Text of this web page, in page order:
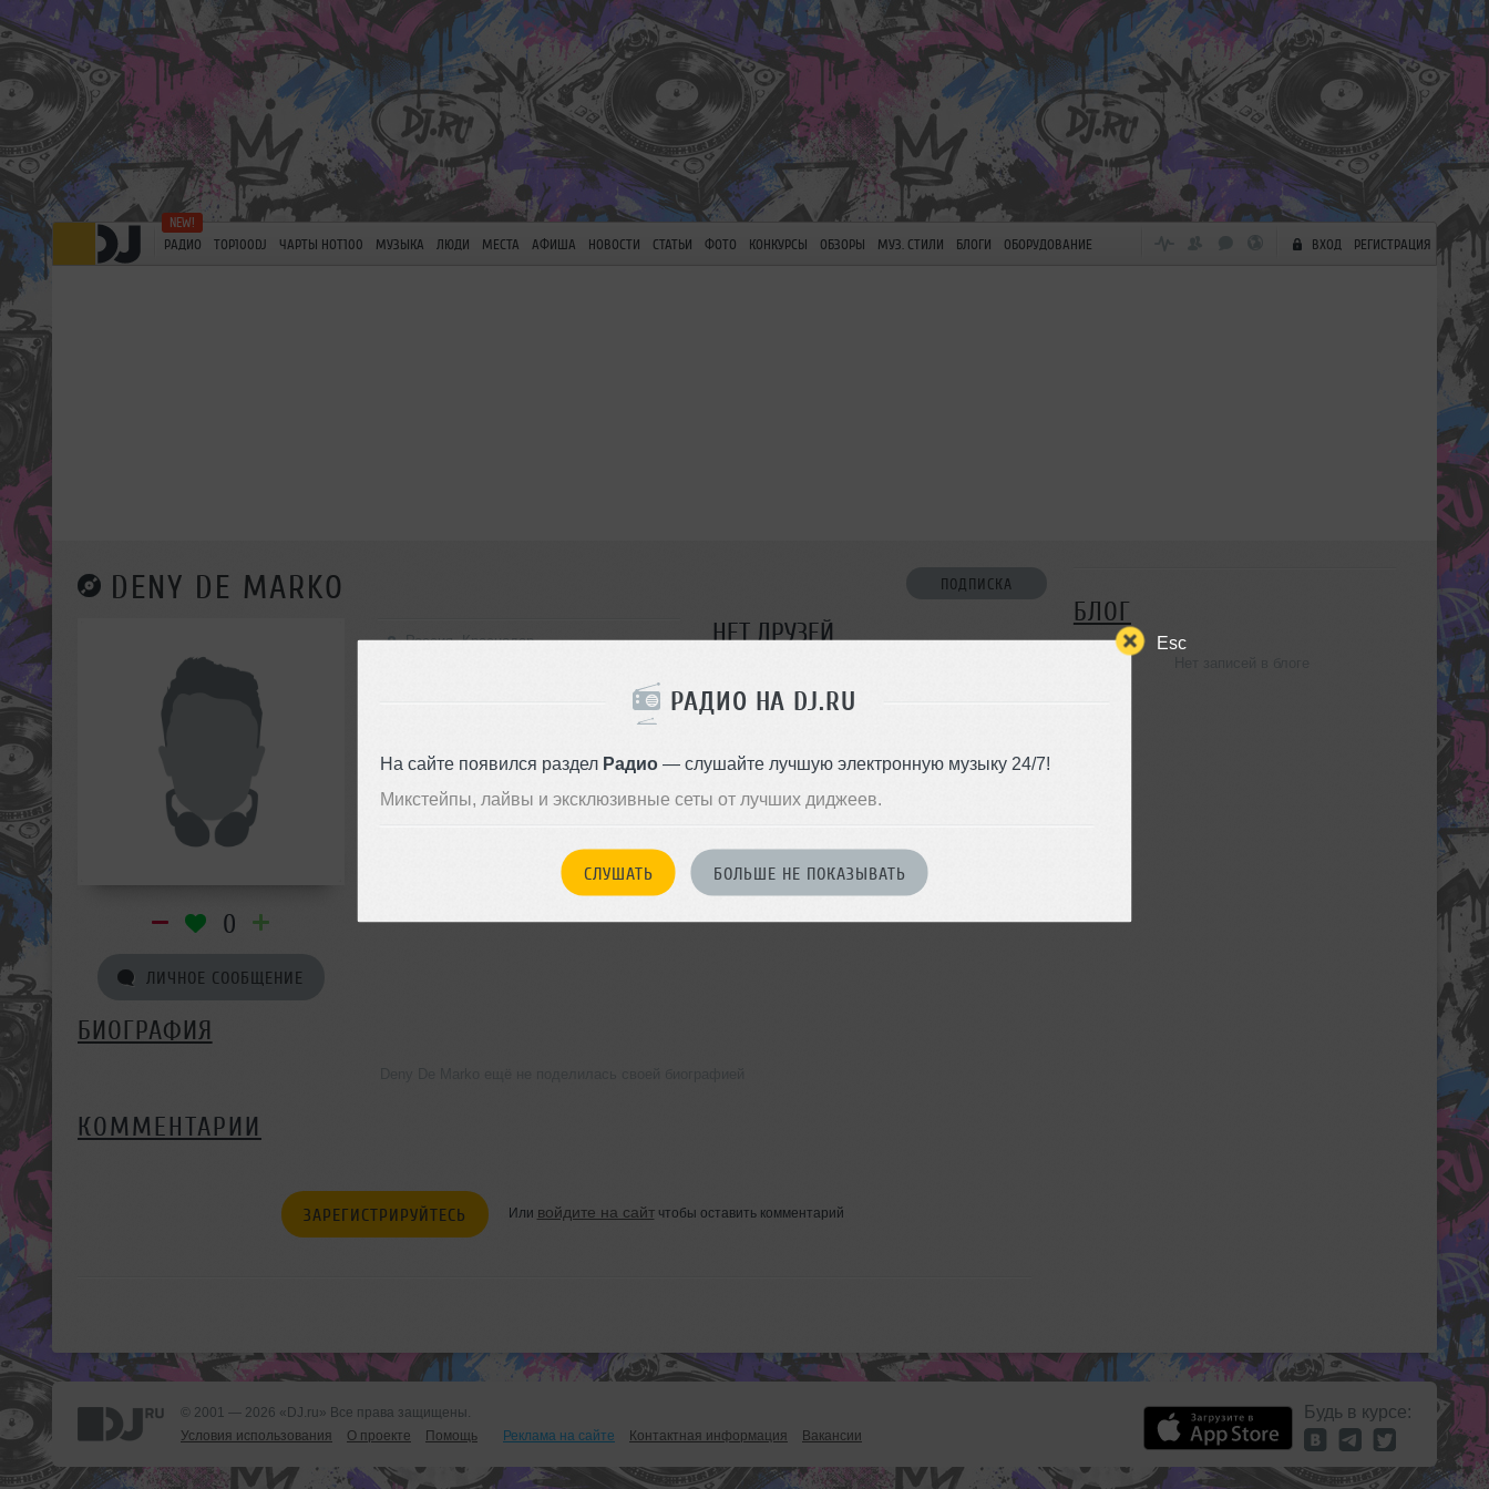
Esc
РАДИО НА DJ.RU
На сайте появился раздел Радио— слушайте лучшую электронную музыку 24/7!
Микстейпы, лайвы и эксклюзивные сеты от лучших диджеев.
СЛУШАТЬ БОЛЬШЕ НЕ ПОКАЗЫВАТЬ
РАДИО TOP100DJ ЧАРТЫ HOT100 МУЗЫКА ЛЮДИ МЕСТА АФИША НОВОСТИ СТАТЬИ ФОТО КОНКУРСЫ ОБЗОРЫ МУЗ. СТИЛИ БЛОГИ ОБОРУДОВАНИЕ ВХОД РЕГИСТРАЦИЯ
DENY DE MARKO ПОДПИСКА
0
ЛИЧНОЕ СООБЩЕНИЕ
Россия, Краснодар НЕТ ДРУЗЕЙ
БИОГРАФИЯ
КОММЕНТАРИИ
ЗАРЕГИСТРИРУЙТЕСЬ Или войдите на сайтчтобы оставить комментарий
БЛОГ
© 2001 — 2026 «DJ.ru» Все права защищены.
Условия использования
О проекте Помощь Реклама на сайте Контактная информация Вакансии
Будь в курсе: